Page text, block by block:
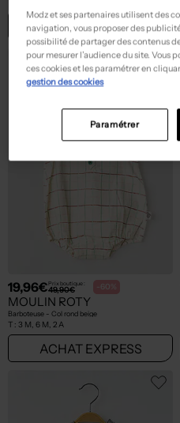
6 M, ... 2 A
ACHAT EXPRESS
19,96€Prix boutique :
49,90€ -60%
MOULIN ROTY
Barboteuse - Col rond beige
T : 3 M, 6 M, 2 A
ACHAT EXPRESS
Modz et ses partenaires utilisent des
navigation, vous proposer des
possibilité de partager des contenus
pour mesurer l’audience du site. Vous
ces cookies et les paramétrer en
gestion des cookies
Paramétrer